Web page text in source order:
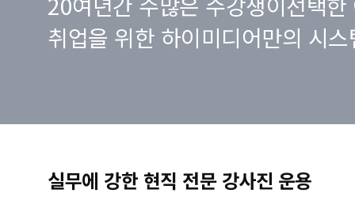
취업을 위한 하이미디어만의 시
실무에 강한 현직 전문 강사진 운용